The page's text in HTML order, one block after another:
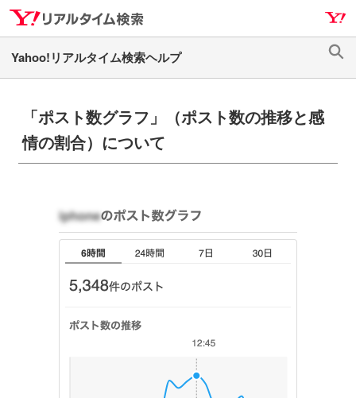
ナ
ビ
ゲ
ー
メ
イ
ン
コ
「ポスト数グラフ」（ポスト数の推移と感
情の割合）について